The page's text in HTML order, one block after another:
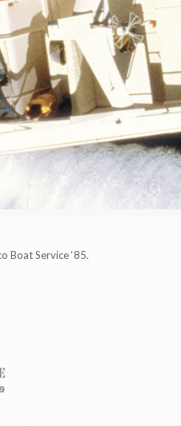
Boat Service ‘85.